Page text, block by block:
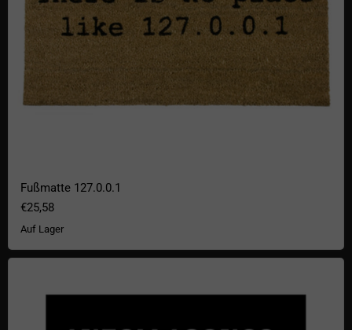
Fußmatte 127.0.0.1
€25,58
Auf Lager